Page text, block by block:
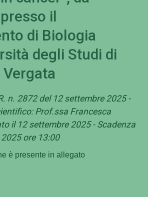
il
di Biologia
degli Studi di
Vergata
n. 2872 del 12 settembre 2025 -
Prof.ssa Francesca
il 12 settembre 2025 - Scadenza
ore 13:00
è presente in allegato